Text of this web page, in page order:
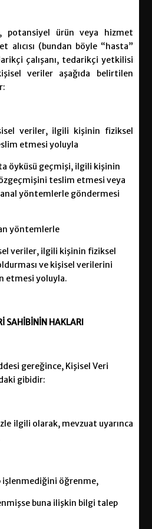
potansiyel ürün veya hizmet
alıcısı (bundan böyle “hasta”
çalışanı, tedarikçi yetkilisi
veriler aşağıda belirtilen
veriler, ilgili kişinin fiziksel
etmesi yoluyla
öyküsü geçmişi, ilgili kişinin
teslim etmesi veya
yöntemlerle göndermesi
yöntemlerle
veriler, ilgili kişinin fiziksel
ve kişisel verilerini
etmesi yoluyla.
SAHİBİNİN HAKLARI
gereğince, Kişisel Veri
gibidir:
ilgili olarak, mevzuat uyarınca
işlenmediğini öğrenme,
buna ilişkin bilgi talep